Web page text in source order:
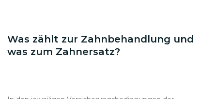
Was zählt zur Zahnbehandlung und
was zum Zahnersatz?